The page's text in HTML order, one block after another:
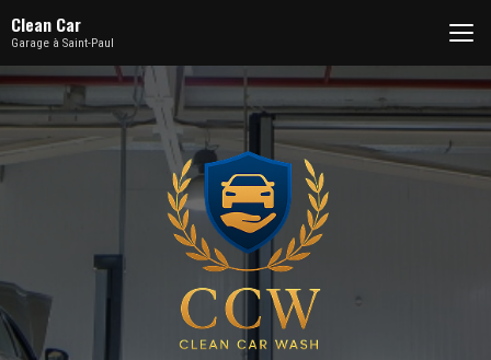
au
contenu
principal
Clean Car
Garage à Saint-Paul